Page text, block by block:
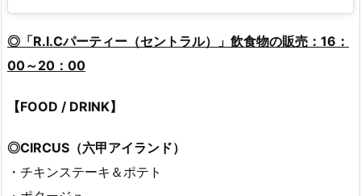
◎「R.I.Cパーティー（セントラル）」飲食物の販売：16：
00～20：00
【FOOD / DRINK】
◎CIRCUS（六甲アイランド）
・チキンステーキ＆ポテト